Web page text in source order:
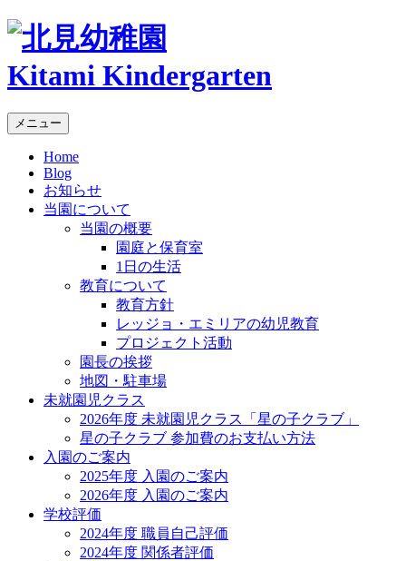
Kitami Kindergarten
メニュー
Home
Blog
お知らせ
当園について
当園の概要
園庭と保育室
1日の生活
教育について
教育方針
レッジョ・エミリアの幼児教育
プロジェクト活動
園長の挨拶
地図・駐車場
未就園児クラス
2026年度 未就園児クラス「星の子クラブ」
星の子クラブ 参加費のお支払い方法
入園のご案内
2025年度 入園のご案内
2026年度 入園のご案内
学校評価
2024年度 職員自己評価
2024年度 関係者評価